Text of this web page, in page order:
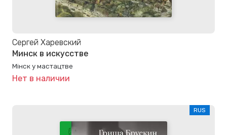
Сергей Харевский
Минск в искусстве
Мінск у мастацтве
Нет в наличии
RUS